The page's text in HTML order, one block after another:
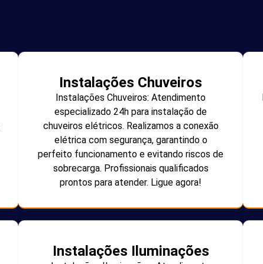
Instalações Chuveiros
Instalações Chuveiros: Atendimento
especializado 24h para instalação de
chuveiros elétricos. Realizamos a conexão
elétrica com segurança, garantindo o
perfeito funcionamento e evitando riscos de
sobrecarga. Profissionais qualificados
prontos para atender. Ligue agora!
Instalações Iluminações